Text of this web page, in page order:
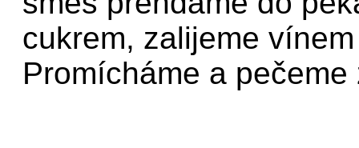
cukrem, zalijeme
Promícháme a